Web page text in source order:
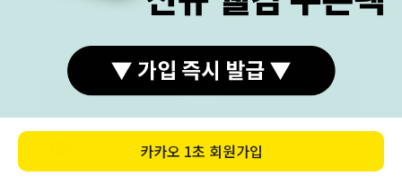
구매하기
고객센터
평일(월-금)
주말(토-일)
점심시간
11:00 ~ 19:30
전화 상담 불가
13:00 ~ 14:00
1899-3278
카카오상담
전화 문의량이 많을 경우,
카카오톡으로 문의 주시면
순차적으로 상담 드립니다.
카카오 1초 회원가입